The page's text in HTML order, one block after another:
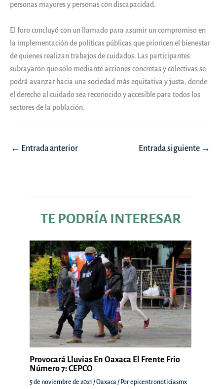
personas mayores y personas con discapacidad.
El foro concluyó con un llamado para asumir un compromiso en
la implementación de políticas públicas que prioricen el bienestar
de quienes realizan trabajos de cuidados. Las participantes
subrayaron que solo mediante acciones concretas y colectivas se
podrá avanzar hacia una sociedad más equitativa y justa, donde
el derecho al cuidado sea reconocido y accesible para todos los
sectores de la población.
Navegación
← Entrada anterior Entrada siguiente →
TE PODRÍA INTERESAR
Provocará Lluvias En Oaxaca El Frente Frio
Número 7: CEPCO
5 de noviembre de 2021 /Oaxaca / Porepicentronoticiasmx